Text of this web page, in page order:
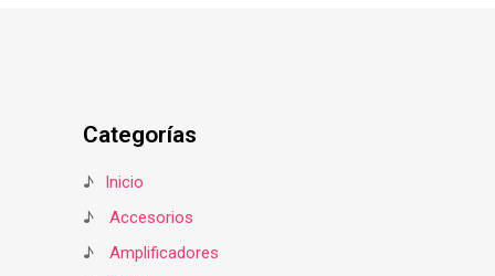
Categorías
♪
Inicio
♪
Accesorios
♪
Amplificadores